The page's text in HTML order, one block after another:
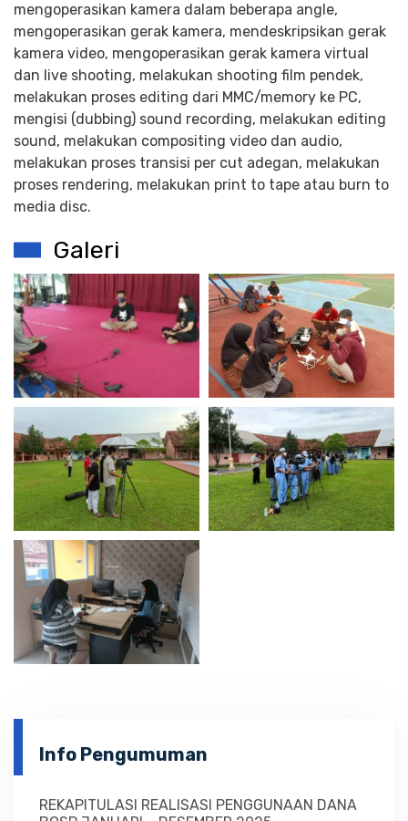
mengoperasikan kamera dalam beberapa angle,
mengoperasikan gerak kamera, mendeskripsikan gerak
kamera video, mengoperasikan gerak kamera virtual
dan live shooting, melakukan shooting film pendek,
melakukan proses editing dari MMC/memory ke PC,
mengisi (dubbing) sound recording, melakukan editing
sound, melakukan compositing video dan audio,
melakukan proses transisi per cut adegan, melakukan
proses rendering, melakukan print to tape atau burn to
media disc.
Galeri
Info Pengumuman
REKAPITULASI REALISASI PENGGUNAAN DANA